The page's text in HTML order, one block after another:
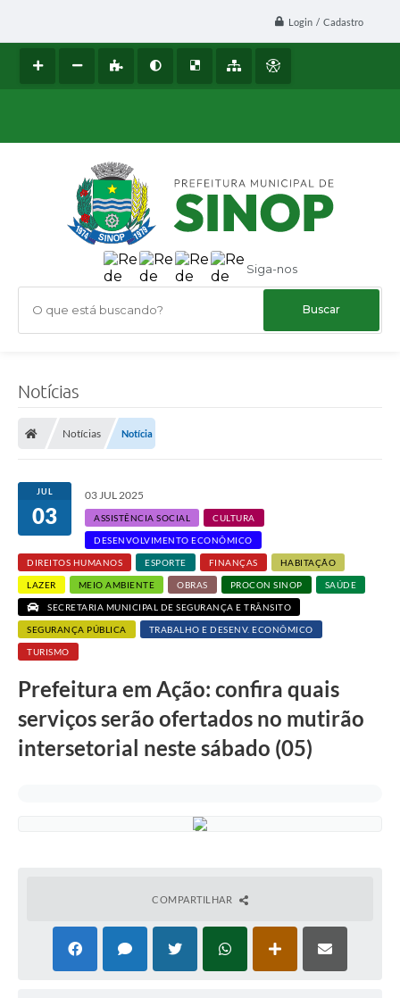
Login / Cadastro
Siga-nos
O que está buscando?
Notícias
Notícias Notícia
JUL
03
03 JUL 2025
ASSISTÊNCIA SOCIAL CULTURA
DESENVOLVIMENTO ECONÔMICO
DIREITOS HUMANOS ESPORTE FINANÇAS HABITAÇÃO
LAZER MEIO AMBIENTE OBRAS PROCON SINOP SAÚDE
SECRETARIA MUNICIPAL DE SEGURANÇA E TRÂNSITO
SEGURANÇA PÚBLICA TRABALHO E DESENV. ECONÔMICO
TURISMO
Prefeitura em Ação: confira quais
serviços serão ofertados no mutirão
intersetorial neste sábado (05)
COMPARTILHAR